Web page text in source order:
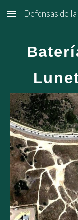
Skip to main content
Defensas de